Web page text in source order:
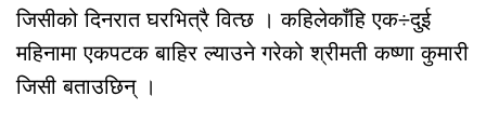
जिसीको दिनरात घरभित्रै वित्छ । कहिलेकाँहि एक÷दुई
महिनामा एकपटक बाहिर ल्याउने गरेको श्रीमती कष्णा कुमारी
जिसी बताउछिन् ।